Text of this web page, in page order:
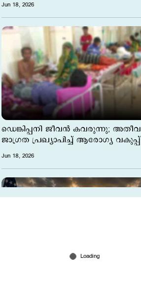
Jun 18, 2026
ഡെങ്കിപ്പനി ജീവൻ കവരുന്നു; അതീവ
ജാഗ്രത പ്രഖ്യാപിച്ച് ആരോഗ്യ വകുപ്പ്
Jun 18, 2026